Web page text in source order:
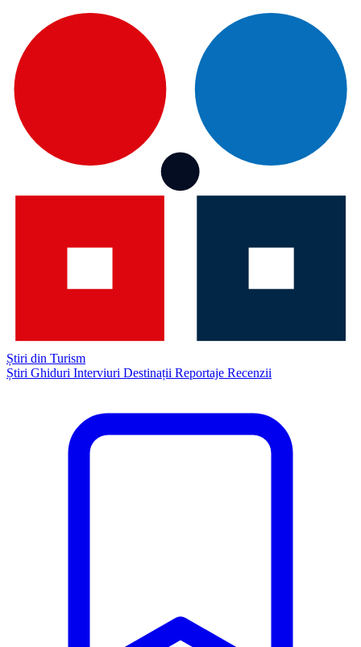
Știri din Turism
Știri Ghiduri Interviuri Destinații Reportaje Recenzii